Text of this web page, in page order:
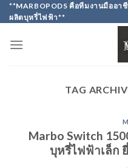
Skip
to
**MARBOPODS คือทีมงานมืออ
ผลิตบุหรี่ไฟฟ้า**
TAG
Marbo Switch
บุหรี่ไฟฟ้าเล็ก